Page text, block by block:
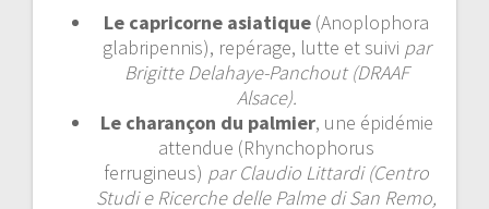
Le capricorne asiatique (Anoplophora
glabripennis), repérage, lutte et suivi par
Brigitte Delahaye-Panchout (DRAAF
Alsace).
Le charançon du palmier, une épidémie
attendue (Rhynchophorus
ferrugineus) par Claudio Littardi (Centro
Studi e Ricerche delle Palme di San Remo,